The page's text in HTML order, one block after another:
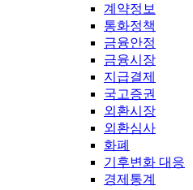
계약정보
통화정책
금융안정
금융시장
지급결제
국고증권
외환시장
외환심사
화폐
기후변화 대응
경제통계